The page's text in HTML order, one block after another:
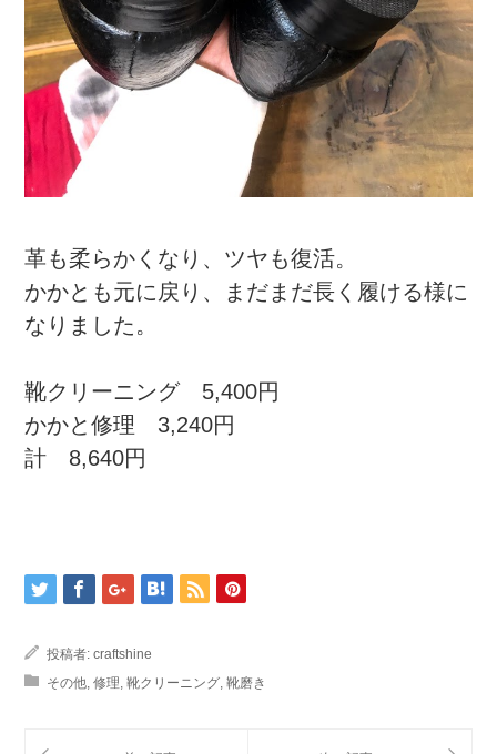
革も柔らかくなり、ツヤも復活。
かかとも元に戻り、まだまだ長く履ける様に
なりました。
靴クリーニング 5,400円
かかと修理 3,240円
計 8,640円
投稿者: craftshine
その他 修理 靴クリーニング 靴磨き